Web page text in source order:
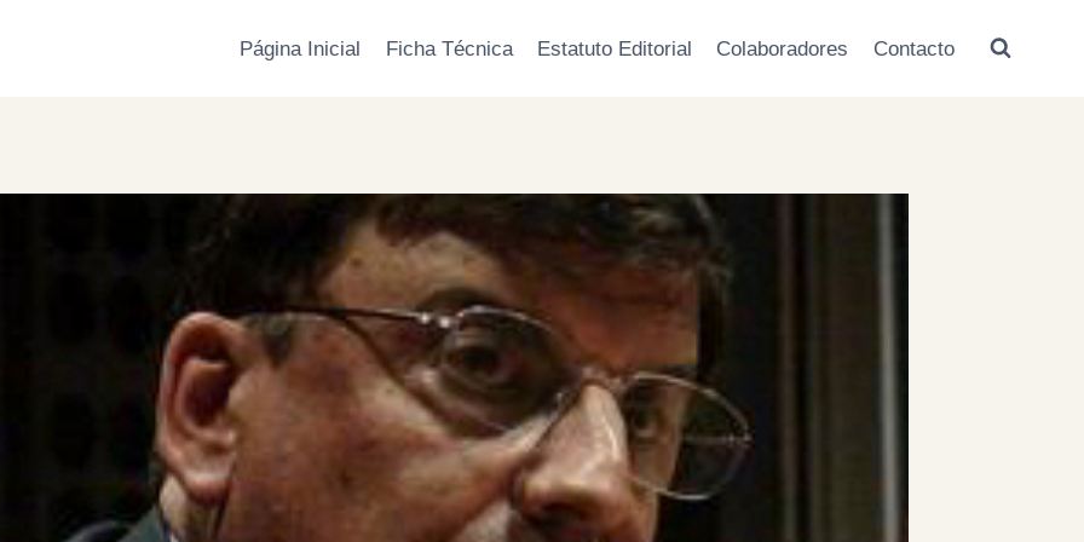
Página Inicial Ficha Técnica Estatuto Editorial Colaboradores Contacto